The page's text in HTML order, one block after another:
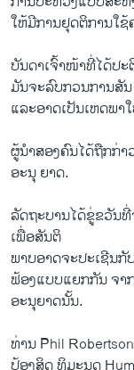
ໃຫ້​ມີ​ການຢຸດ​ຕິ​ການ​ໃ
ບັນດາ​ເຈົ້າ​ໜ້າ​ທີ່​ໄດ້​ປະ
ມັນ​ຈະ​ລົບ​ກວນ​ການ​ສັນ
ແລະ​ອາດ​ເປັນ​ເຫດພາ
ຜູ້​ນໍາ​ສອງ​ຄົນ​ໄດ້​ຖືກ​ກ່
ອະນຸ ຍາດ.
ລັດຖະບານ​ໄດ້​ຂູ່​ຂວັນ​
ເພື່ອ​ສັນຕິ
ພາບອາດ​ຈະ​ປະ​ເຊີນກັ
ຟ້ອງ​ແບບແຍກ​ກັນ ​ຈາ
ອະນຸຍາດນັ້ນ.
ທ່ານ Phil